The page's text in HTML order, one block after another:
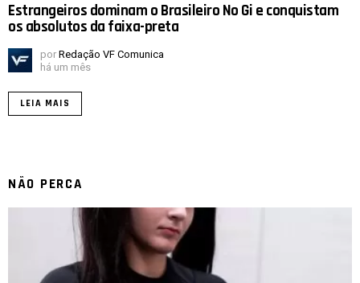
Estrangeiros dominam o Brasileiro No Gi e conquistam
os absolutos da faixa-preta
por Redação VF Comunica
há um mês
LEIA MAIS
NÃO PERCA